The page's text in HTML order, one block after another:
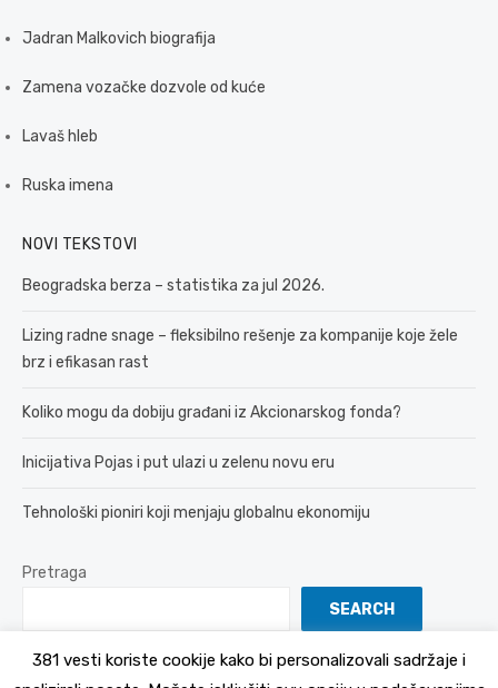
Jadran Malkovich biografija
Zamena vozačke dozvole od kuće
Lavaš hleb
Ruska imena
NOVI TEKSTOVI
Beogradska berza – statistika za jul 2026.
Lizing radne snage – fleksibilno rešenje za kompanije koje žele
brz i efikasan rast
Koliko mogu da dobiju građani iz Akcionarskog fonda?
Inicijativa Pojas i put ulazi u zelenu novu eru
Tehnološki pioniri koji menjaju globalnu ekonomiju
Pretraga
SEARCH
381 vesti koriste cookije kako bi personalizovali sadržaje i